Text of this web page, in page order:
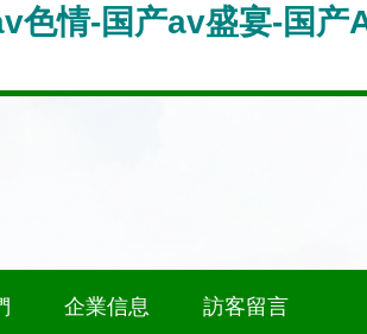
色情-国产av盛宴-国
企業信息 訪客留言